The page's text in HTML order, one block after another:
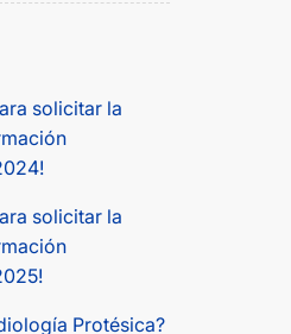
solicitar la
solicitar la
Protésica?